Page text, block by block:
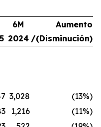
6M
2024
Aumento
/(Disminución)
3,028
(13%)
1,216
(11%)